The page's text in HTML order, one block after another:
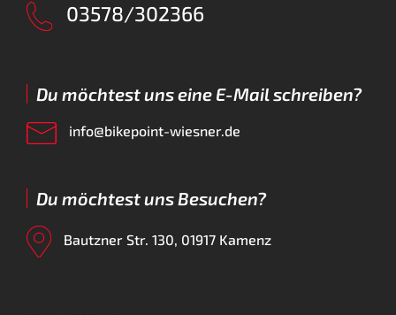
03578/302366
Du möchtest uns eine E-Mail schreiben?
info@bikepoint-wiesner.de
Du möchtest uns Besuchen?
Bautzner Str. 130, 01917 Kamenz